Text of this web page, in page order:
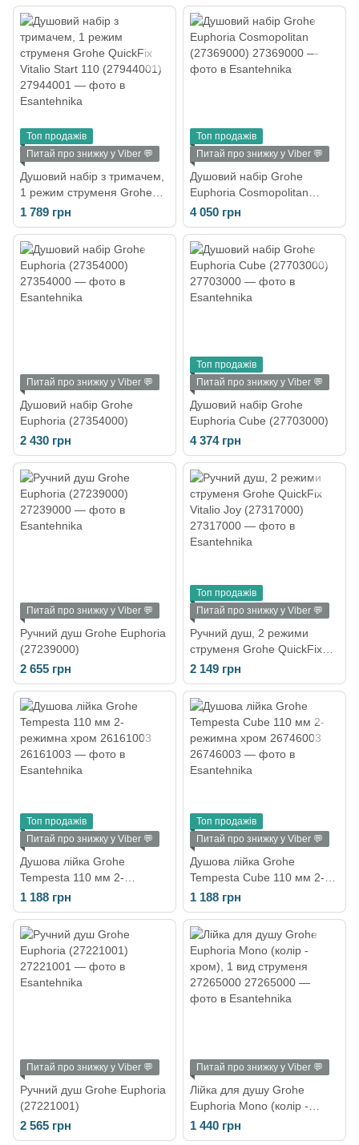
Топ продажів
Питай про знижку у Viber 💬
Душовий набір з тримачем,
1 режим струменя Grohe
QuickFix Vitalio Start 110
(27944001)
1 789 грн
Топ продажів
Питай про знижку у Viber 💬
Душовий набір Grohe
Euphoria Cosmopolitan
(27369000)
4 050 грн
Питай про знижку у Viber 💬
Душовий набір Grohe
Euphoria (27354000)
2 430 грн
Топ продажів
Питай про знижку у Viber 💬
Душовий набір Grohe
Euphoria Cube (27703000)
4 374 грн
Питай про знижку у Viber 💬
Ручний душ Grohe Euphoria
(27239000)
2 655 грн
Топ продажів
Питай про знижку у Viber 💬
Ручний душ, 2 режими
струменя Grohe QuickFix
Vitalio Joy (27317000)
2 149 грн
Топ продажів
Питай про знижку у Viber 💬
Душова лійка Grohe
Tempesta 110 мм 2-
режимна хром 26161003
1 188 грн
Топ продажів
Питай про знижку у Viber 💬
Душова лійка Grohe
Tempesta Cube 110 мм 2-
режимна хром 26746003
1 188 грн
Питай про знижку у Viber 💬
Ручний душ Grohe Euphoria
(27221001)
2 565 грн
Питай про знижку у Viber 💬
Лійка для душу Grohe
Euphoria Mono (колір -
хром), 1 вид струменя
27265000
1 440 грн